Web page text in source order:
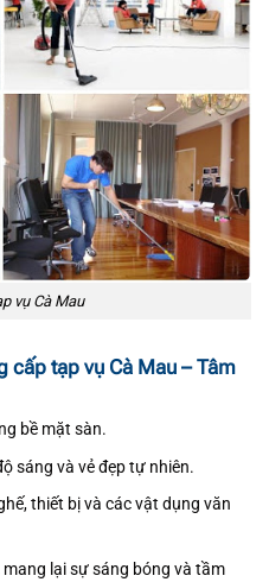
vụ Cà Mau
cấp tạp vụ Cà Mau – Tâm
bề mặt sàn.
sáng và vẻ đẹp tự nhiên.
thiết bị và các vật dụng văn
lại sự sáng bóng và tầm